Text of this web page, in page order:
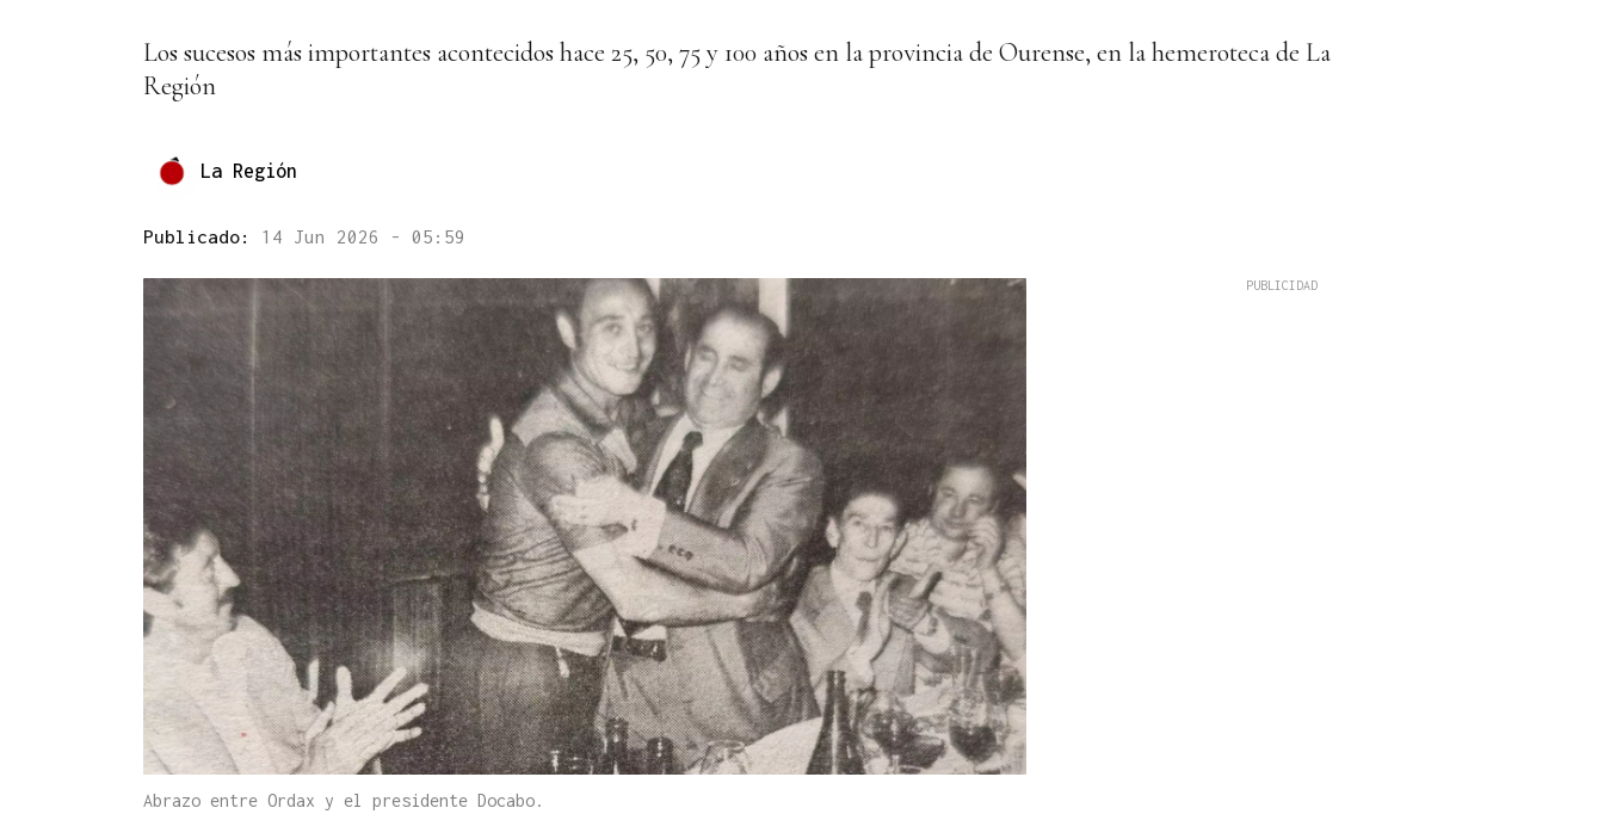
Los sucesos más importantes acontecidos hace 25, 50, 75 y 100 años en la provincia de Ourense, en la hemeroteca de La
Región
La Región
Publicado: 14 Jun 2026 - 05:59
Abrazo entre Ordax y el presidente Docabo.